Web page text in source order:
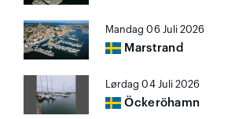
Mandag 06 Juli 2026
Marstrand
Lørdag 04 Juli 2026
Öckeröhamn